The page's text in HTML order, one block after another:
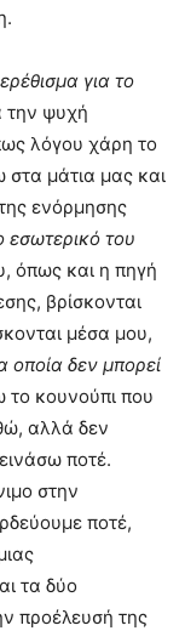
ερέθισμα για το
την ψυχή
λόγου χάρη το
μάτια μας και
ενόρμησης
εσωτερικό του
όπως και η πηγή
βρίσκονται
μέσα μου,
οποία δεν μπορεί
κουνούπι που
αλλά δεν
ποτέ.
στην
ποτέ,
τα δύο
προέλευσή της